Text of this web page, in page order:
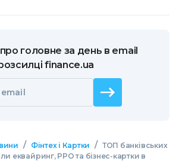
головне за день в email
finance.ua
/ Фінтех і Картки / ТОП банківських
еквайринг, РРО та бізнес-картки в